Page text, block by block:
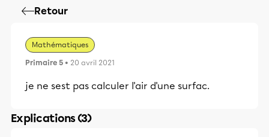
Retour
Mathématiques
Primaire 5 • 20 avril 2021
je ne sest pas calculer l'air d'une surfac.
Explications (3)